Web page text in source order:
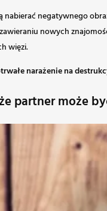
negatywnego
nowych
więzi.
narażenie na
partner może